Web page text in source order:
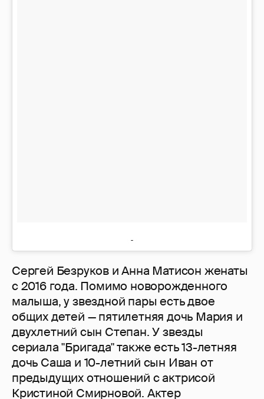
Сергей Безруков и Анна Матисон женаты
с 2016 года. Помимо новорожденного
малыша, у звездной пары есть двое
общих детей — пятилетняя дочь Мария и
двухлетний сын Степан. У звезды
сериала "Бригада" также есть 13-летняя
дочь Саша и 10-летний сын Иван от
предыдущих отношений с актрисой
Кристиной Смирновой. Актер